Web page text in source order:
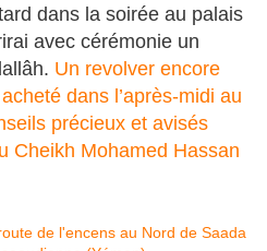
dans la soirée au palais
avec cérémonie un
Un revolver encore
dans l’après-midi au
précieux et avisés
Cheikh Mohamed Hassan